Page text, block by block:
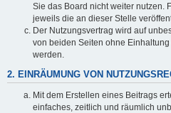
Sie das Board nicht weiter nutzen.
jeweils die an dieser Stelle
Der Nutzungsvertrag wird auf
von beiden Seiten ohne
werden.
2. EINRÄUMUNG VON
Mit dem Erstellen eines Beitrags
einfaches, zeitlich und räumlich